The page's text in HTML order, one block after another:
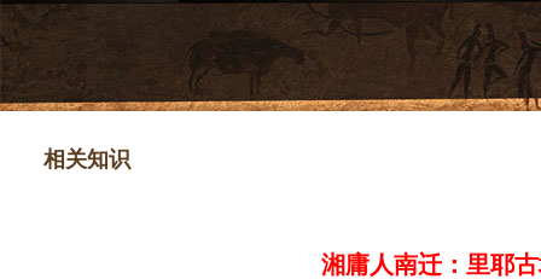
相关知识
湘庸人南迁：里耶